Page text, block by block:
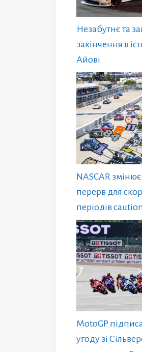
Незабутнє та
закінчення в
Айові
NASCAR
перерв для
періодів
MotoGP
угоду зі